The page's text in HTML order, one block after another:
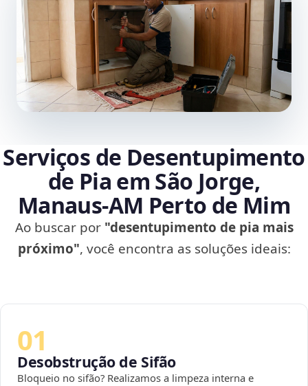
Serviços de Desentupimento
de Pia em São Jorge,
Manaus‑AM Perto de Mim
Ao buscar por "desentupimento de pia mais
próximo", você encontra as soluções ideais:
01
Desobstrução de Sifão
Bloqueio no sifão? Realizamos a limpeza interna e